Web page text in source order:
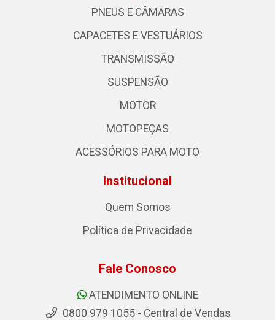
PNEUS E CÂMARAS
CAPACETES E VESTUÁRIOS
TRANSMISSÃO
SUSPENSÃO
MOTOR
MOTOPEÇAS
ACESSÓRIOS PARA MOTO
Institucional
Quem Somos
Política de Privacidade
Fale Conosco
ATENDIMENTO ONLINE
0800 979 1055 - Central de Vendas